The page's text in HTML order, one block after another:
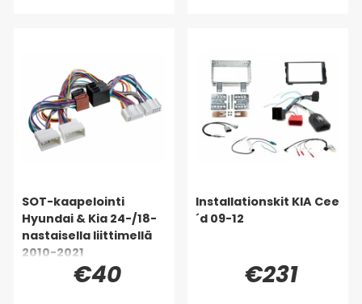
SOT-kaapelointi
Hyundai & Kia 24-/18-
nastaisella liittimellä
2010-2021
€40
Installationskit KIA Cee
´d 09-12
€231